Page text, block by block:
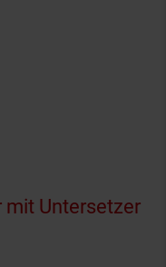
mit Untersetzer